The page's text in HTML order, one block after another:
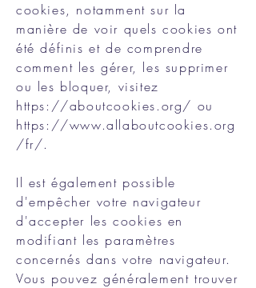
cookies, notamment sur la
manière de voir quels cookies ont
été définis et de comprendre
comment les gérer, les supprimer
ou les bloquer, visitez
https://aboutcookies.org/ ou
https://www.allaboutcookies.org
/fr/.
Il est également possible
d'empêcher votre navigateur
d'accepter les cookies en
modifiant les paramètres
concernés dans votre navigateur.
Vous pouvez généralement trouver